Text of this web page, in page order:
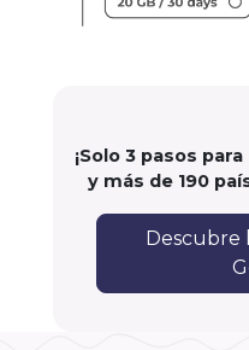
¡Solo 3 pasos
y más de 190
Descubre